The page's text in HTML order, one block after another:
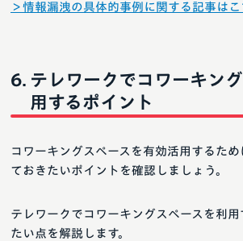
＞情報漏洩の具体的事例に関する記事はこ
テレワークでコワーキン
用するポイント
コワーキングスペースを有効活用するた
ておきたいポイントを確認しましょう。
テレワークでコワーキングスペースを利
たい点を解説します。